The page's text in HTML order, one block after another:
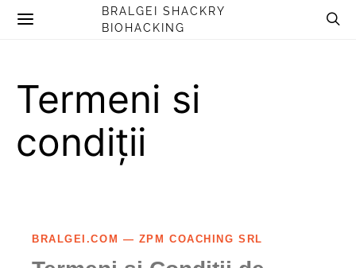
BRALGEI SHACKRY
BIOHACKING
Termeni si
condiții
BRALGEI.COM — ZPM COACHING SRL